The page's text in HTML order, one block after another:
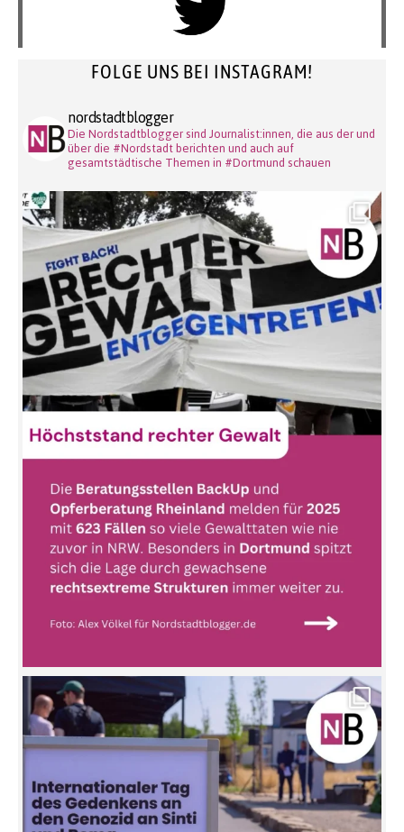
FOLGE UNS BEI INSTAGRAM!
nordstadtblogger
Die Nordstadtblogger sind Journalist:innen, die aus der und
über die #Nordstadt berichten und auch auf
gesamtstädtische Themen in #Dortmund schauen